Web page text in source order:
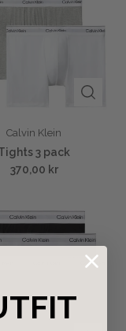
Calvin Klein
3 pack
370,00 kr